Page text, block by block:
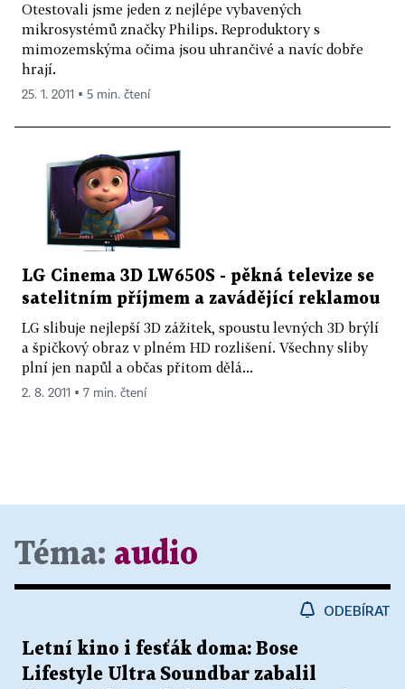
Otestovali jsme jeden z nejlépe vybavených
mikrosystémů značky Philips. Reproduktory s
mimozemskýma očima jsou uhrančivé a navíc dobře
hrají.
25. 1. 2011 ▪ 5 min. čtení
LG Cinema 3D LW650S - pěkná televize se
satelitním příjmem a zavádějící reklamou
LG slibuje nejlepší 3D zážitek, spoustu levných 3D brýlí
a špičkový obraz v plném HD rozlišení. Všechny sliby
plní jen napůl a občas přitom dělá...
2. 8. 2011 ▪ 7 min. čtení
Téma: audio
ODEBÍRAT
Letní kino i fesťák doma: Bose
Lifestyle Ultra Soundbar zabalil